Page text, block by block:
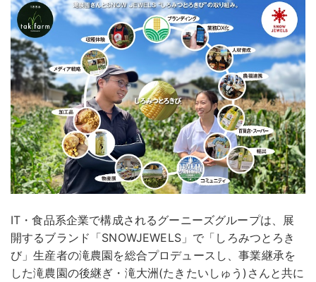
IT・食品系企業で構成されるグーニーズグループは、展
開するブランド「SNOWJEWELS」で「しろみつとろき
び」生産者の滝農園を総合プロデュースし、事業継承を
した滝農園の後継ぎ・滝大洲(たきたいしゅう)さんと共に